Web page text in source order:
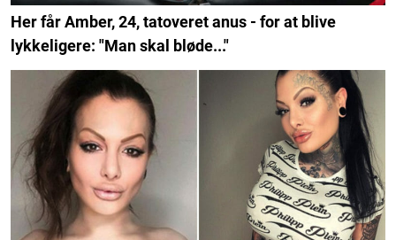
Her får Amber, 24, tatoveret anus - for at blive
lykkeligere: "Man skal bløde..."